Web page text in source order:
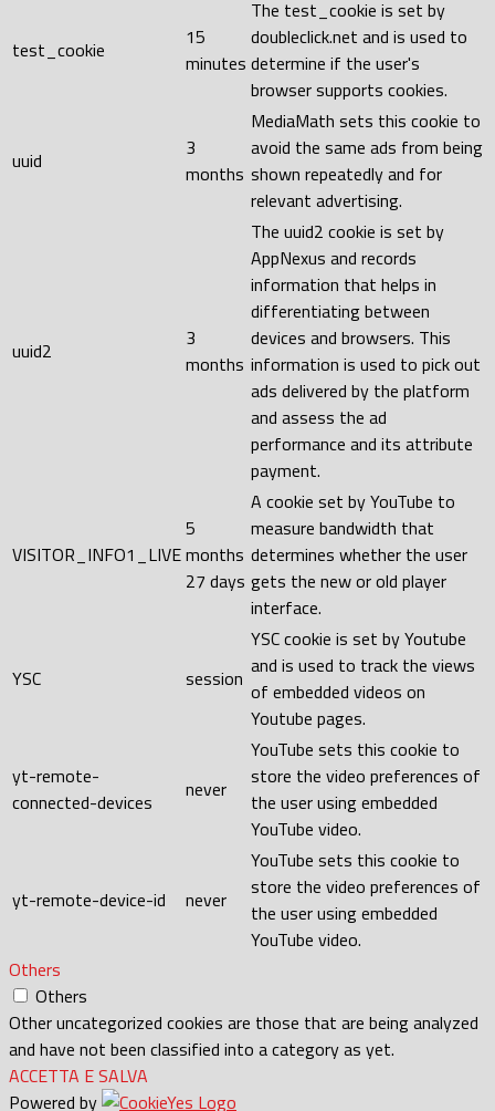
test_cookie
15
minutes
The test_cookie is set by
doubleclick.net and is used to
determine if the user's
browser supports cookies.
uuid
3
months
MediaMath sets this cookie to
avoid the same ads from being
shown repeatedly and for
relevant advertising.
uuid2
3
months
The uuid2 cookie is set by
AppNexus and records
information that helps in
differentiating between
devices and browsers. This
information is used to pick out
ads delivered by the platform
and assess the ad
performance and its attribute
payment.
VISITOR_INFO1_LIVE
5
months
27 days
A cookie set by YouTube to
measure bandwidth that
determines whether the user
gets the new or old player
interface.
YSC session
YSC cookie is set by Youtube
and is used to track the views
of embedded videos on
Youtube pages.
yt-remote-
connected-devices
never
YouTube sets this cookie to
store the video preferences of
the user using embedded
YouTube video.
yt-remote-device-id never
YouTube sets this cookie to
store the video preferences of
the user using embedded
YouTube video.
Others
Others
Other uncategorized cookies are those that are being analyzed
and have not been classified into a category as yet.
ACCETTA E SALVA
Powered by